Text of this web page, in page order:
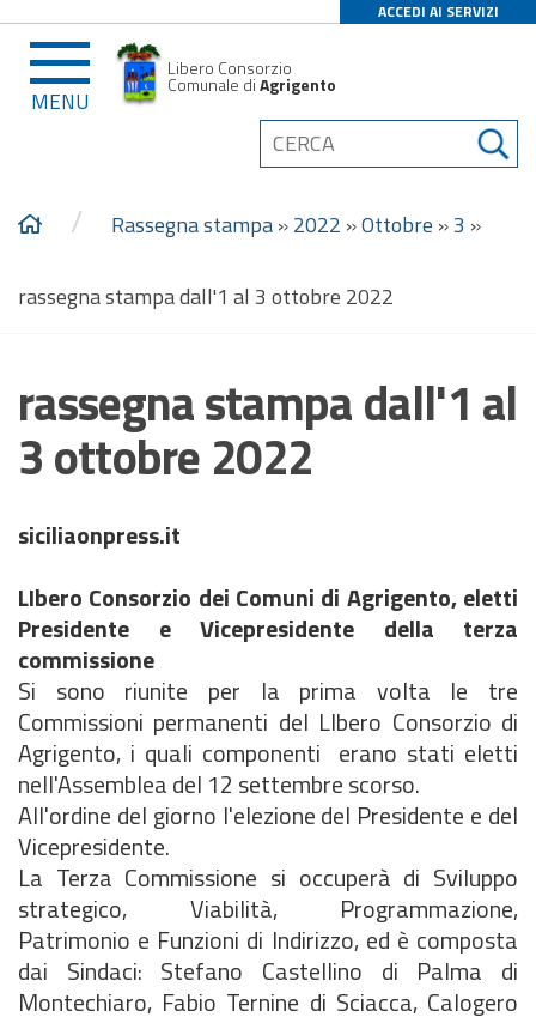
ACCEDI AI SERVIZI
MENU
Libero Consorzio
Comunale diAgrigento
/ Rassegna stampa»2022 »Ottobre »3 »
rassegna stampa dall'1 al 3 ottobre 2022
rassegna stampa dall'1 al
3 ottobre 2022
siciliaonpress.it
LIbero Consorzio dei Comuni di Agrigento, eletti
Presidente e Vicepresidente della terza
commissione
Si sono riunite per la prima volta le tre
Commissioni permanenti del LIbero Consorzio di
Agrigento, i quali componenti erano stati eletti
nell'Assemblea del 12 settembre scorso.
All'ordine del giorno l'elezione del Presidente e del
Vicepresidente.
La Terza Commissione si occuperà di Sviluppo
strategico, Viabilità, Programmazione,
Patrimonio e Funzioni di Indirizzo, ed è composta
dai Sindaci: Stefano Castellino di Palma di
Montechiaro, Fabio Ternine di Sciacca, Calogero